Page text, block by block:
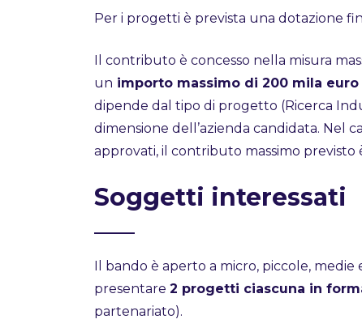
Per i progetti è prevista una dotazione
Il contributo è concesso nella misura
un importo massimo di 200 mila euro
dipende dal tipo di progetto (Ricerca
dimensione dell’azienda candidata. Nel
approvati, il contributo massimo previsto
Soggetti interessati
Il bando è aperto a micro, piccole, medie
presentare 2 progetti ciascuna in
partenariato).